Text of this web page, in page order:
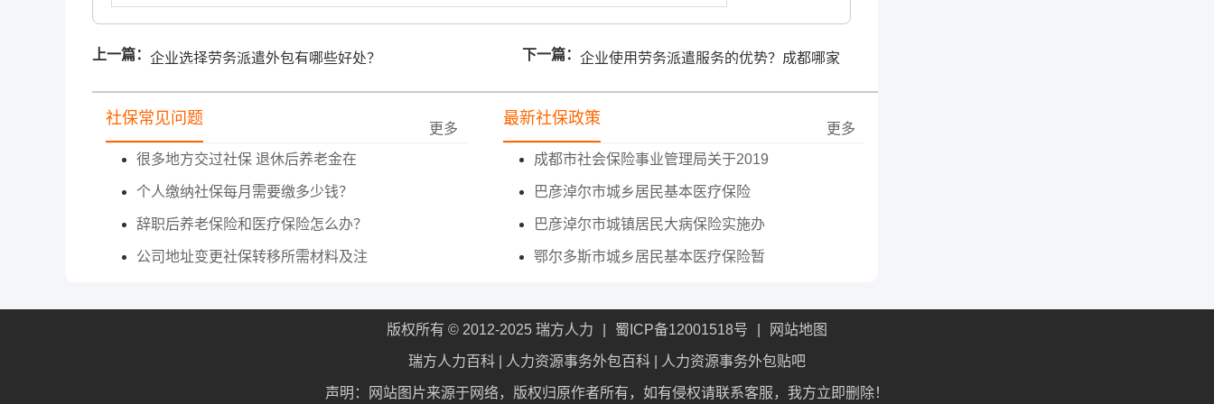
上一篇： 企业选择劳务派遣外包有哪些好处？ 下一篇： 企业使用劳务派遣服务的优势？成都哪家
社保常见问题
更多
很多地方交过社保 退休后养老金在
个人缴纳社保每月需要缴多少钱？
辞职后养老保险和医疗保险怎么办？
公司地址变更社保转移所需材料及注
最新社保政策
更多
成都市社会保险事业管理局关于2019
巴彦淖尔市城乡居民基本医疗保险
巴彦淖尔市城镇居民大病保险实施办
鄂尔多斯市城乡居民基本医疗保险暂
版权所有 © 2012-2025 瑞方人力 蜀ICP备12001518号 网站地图
瑞方人力百科 人力资源事务外包百科 人力资源事务外包贴吧
声明：网站图片来源于网络，版权归原作者所有，如有侵权请联系客服，我方立即删除！